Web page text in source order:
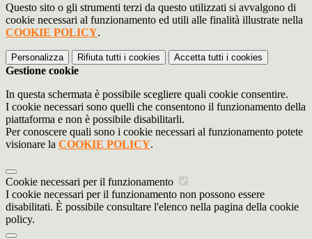
Questo sito o gli strumenti terzi da questo utilizzati si avvalgono di
cookie necessari al funzionamento ed utili alle finalità illustrate nella
COOKIE POLICY.
Personalizza Rifiuta tutti i cookies Accetta tutti i cookies
Gestione cookie
In questa schermata è possibile scegliere quali cookie consentire.
I cookie necessari sono quelli che consentono il funzionamento della
piattaforma e non è possibile disabilitarli.
Per conoscere quali sono i cookie necessari al funzionamento potete
visionare la COOKIE POLICY.
Cookie necessari per il funzionamento
I cookie necessari per il funzionamento non possono essere
disabilitati. È possibile consultare l'elenco nella pagina della cookie
policy.